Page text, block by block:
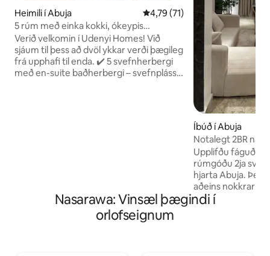
Heimili í Abuja 4,79 af 5 í meðaleinkunn, 71
4,79 (71)
5 rúm með einka kokki, ókeypis
morgunverði og fleiru
Verið velkomin í Udenyi Homes! Við
sjáum til þess að dvöl ykkar verði þægileg
frá upphafi til enda. ✔️ 5 svefnherbergi
með en-suite baðherbergi – svefnpláss
öruggri byggð
Íbúð í Abuja
Notalegt 2BR
þráðlaust net
Upplifðu fáguð
rúmgóðu 2ja
hjarta Abuja.
aðeins nokkrar
og Wuse 2 og
Nasarawa: Vinsæl þægindi í
orlofseignum